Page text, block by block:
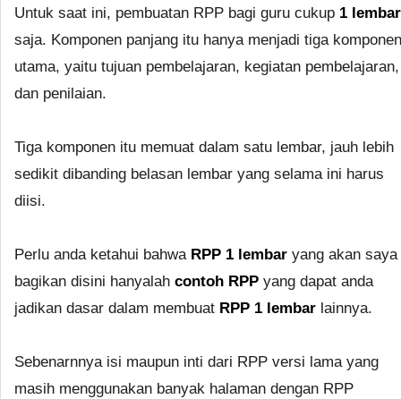
Untuk saat ini, pembuatan RPP bagi guru cukup 1 lembar
saja. Komponen panjang itu hanya menjadi tiga komponen
utama, yaitu tujuan pembelajaran, kegiatan pembelajaran,
dan penilaian.
Tiga komponen itu memuat dalam satu lembar, jauh lebih
sedikit dibanding belasan lembar yang selama ini harus
diisi.
Perlu anda ketahui bahwa RPP 1 lembar yang akan saya
bagikan disini hanyalah contoh RPP yang dapat anda
jadikan dasar dalam membuat RPP 1 lembar lainnya.
Sebenarnnya isi maupun inti dari RPP versi lama yang
masih menggunakan banyak halaman dengan RPP